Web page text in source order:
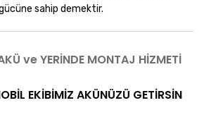
sahip demektir.
ve YERİNDE MONTAJ HİZMETİ
EKİBİMİZ AKÜNÜZÜ GETİRSİN